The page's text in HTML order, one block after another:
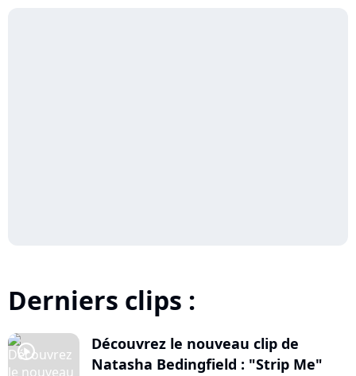
Derniers clips :
player2
Découvrez le nouveau clip de
Natasha Bedingfield : "Strip Me"